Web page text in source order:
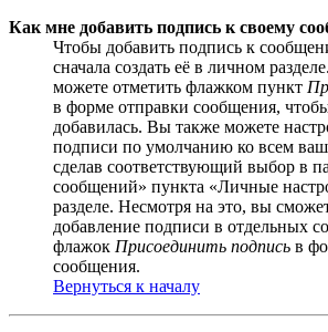
Как мне добавить подпись к своему
Чтобы добавить подпись к
сначала создать её в личном
можете отметить флажком пункт
в форме отправки сообщения,
добавилась. Вы также можете
подписи по умолчанию ко всем
сделав соответствующий выбор в
сообщений» пункта «Личные
разделе. Несмотря на это, вы
добавление подписи в отдельных
флажок Присоединить подпись в
сообщения.
Вернуться к началу